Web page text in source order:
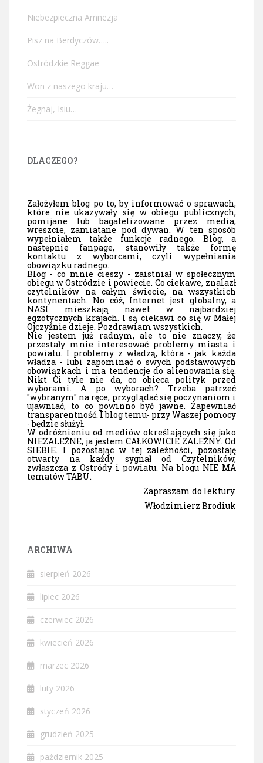
Niebezpieczna Amnezja
Pisz na Berdyczów…..
Ostródzkie Reggae
Won z naszego kraju…
Żegnaj, Isiu…
DLACZEGO?
Założyłem blog po to, by informować o sprawach,
które nie ukazywały się w obiegu publicznych,
pomijane lub bagatelizowane przez media,
wreszcie, zamiatane pod dywan. W ten sposób
wypełniałem także funkcje radnego. Blog, a
następnie fanpage, stanowiły także formę
kontaktu z wyborcami, czyli wypełniania
obowiązku radnego.
Blog - co mnie cieszy - zaistniał w społecznym
obiegu w Ostródzie i powiecie. Co ciekawe, znalazł
czytelników na całym świecie, na wszystkich
kontynentach. No cóż, Internet jest globalny, a
NASI mieszkają nawet w najbardziej
egzotycznych krajach. I są ciekawi co się w Małej
Ojczyźnie dzieje. Pozdrawiam wszystkich.
Nie jestem już radnym, ale to nie znaczy, że
przestały mnie interesować problemy miasta i
powiatu. I problemy z władzą, która - jak każda
władza - lubi zapominać o swych podstawowych
obowiązkach i ma tendencje do alienowania się.
Nikt Ci tyle nie da, co obieca polityk przed
wyborami. A po wyborach? Trzeba patrzeć
"wybranym" na ręce, przyglądać się poczynaniom i
ujawniać, to co powinno być jawne. Zapewniać
transparentność. I blog temu- przy Waszej pomocy
- będzie służył.
W odróżnieniu od mediów określających się jako
NIEZALEŻNE, ja jestem CAŁKOWICIE ZALEŻNY. Od
SIEBIE. I pozostając w tej zależności, pozostaję
otwarty na każdy sygnał od Czytelników,
zwłaszcza z Ostródy i powiatu. Na blogu NIE MA
tematów TABU.
Zapraszam do lektury.
Włodzimierz Brodiuk
ARCHIWA
sierpień 2026
lipiec 2026
czerwiec 2026
kwiecień 2026
marzec 2026
luty 2026
styczeń 2026
grudzień 2025
październik 2025